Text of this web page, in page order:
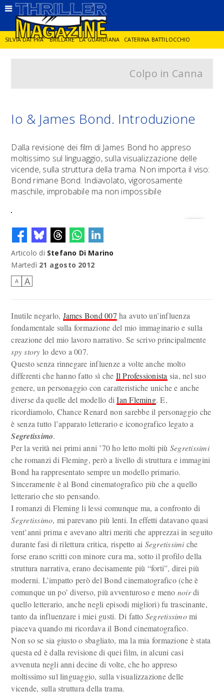
SILVIA DAI PRA' BRILLARE LA GUARDIANA CATERINA BATTILOCCHIO
GIANCARLO DE CATALDO
Colpo in Canna
Io & James Bond. Introduzione
Dalla revisione dei film di James Bond ho appreso
moltissimo sul linguaggio, sulla visualizzazione delle
vicende, sulla struttura della trama. Non importa il viso:
Bond rimane Bond. Indiavolato, vigorosamente
maschile, improbabile ma non impossibile
Articolo di Stefano Di Marino
Martedì 21 agosto 2012
A A
Inutile negarlo, James Bond 007 ha avuto un’influenza
fondamentale sulla formazione del mio immaginario e sulla
creazione del mio lavoro narrativo. Se scrivo principalmente
spy story lo devo a 007.
Questo senza rinnegare influenze a volte anche molto
differenti che hanno fatto sì che Il Professionista sia, nel suo
genere, un personaggio con caratteristiche uniche e anche
diverse da quelle del modello diIan Fleming. E,
ricordiamolo, Chance Renard non sarebbe il personaggio che
è senza tutto l’apparato letterario e iconografico legato a
Segretissimo.
Per la verità nei primi anni ’70 ho letto molti più Segretissimi
che romanzi di Fleming, però a livello di struttura e immagini
Bond ha rappresentato sempre un modello primario.
Sinceramente è al Bond cinematografico più che a quello
letterario che sto pensando.
I romanzi di Fleming li lessi comunque ma, a confronto di
Segretissimo, mi parevano più lenti. In effetti datavano quasi
vent’anni prima e avevano altri meriti che apprezzai in seguito
durante fasi di rilettura critica, rispetto ai Segretissimiche
forse erano scritti con minore cura ma, sotto il profilo della
struttura narrativa, erano decisamente più “forti”, direi più
moderni. L’impatto però del Bond cinematografico (che è
comunque un po’ diverso, più avventuroso e meno noirdi
quello letterario, anche negli episodi migliori) fu trascinante,
tanto da influenzare i miei gusti. Di fatto Segretissimomi
piaceva quando mi ricordava il Bond cinematografico.
Non so se sia giusto o sbagliato, ma la mia formazione è stata
questa ed è dalla revisione di quei film, in alcuni casi
avvenuta negli anni decine di volte, che ho appreso
moltissimo sul linguaggio, sulla visualizzazione delle
vicende, sulla struttura della trama.